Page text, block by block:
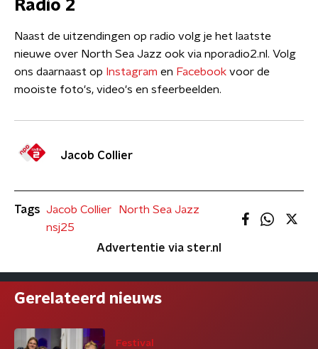
Radio 2
Naast de uitzendingen op radio volg je het laatste
nieuwe over North Sea Jazz ook via nporadio2.nl. Volg
ons daarnaast op Instagram en Facebook voor de
mooiste foto's, video's en sfeerbeelden.
Jacob Collier
Tags Jacob Collier
North Sea Jazz
nsj25
Advertentie via ster.nl
Gerelateerd nieuws
Festival